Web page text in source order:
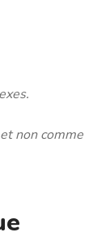
non comme